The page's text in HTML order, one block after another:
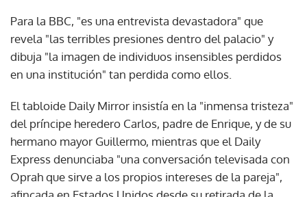
Para la BBC, "es una entrevista devastadora" que
revela "las terribles presiones dentro del palacio" y
dibuja "la imagen de individuos insensibles perdidos
en una institución" tan perdida como ellos.
El tabloide Daily Mirror insistía en la "inmensa tristeza"
del príncipe heredero Carlos, padre de Enrique, y de su
hermano mayor Guillermo, mientras que el Daily
Express denunciaba "una conversación televisada con
Oprah que sirve a los propios intereses de la pareja",